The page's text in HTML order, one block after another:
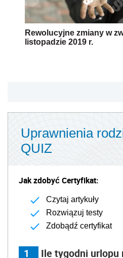
Rewolucyjne zmiany w
listopadzie 2019 r.
Uprawnienia
QUIZ
Jak zdobyć Certyfikat:
Czytaj artykuły
Rozwiązuj testy
Zdobądź certyfikat
1
Ile tygodni